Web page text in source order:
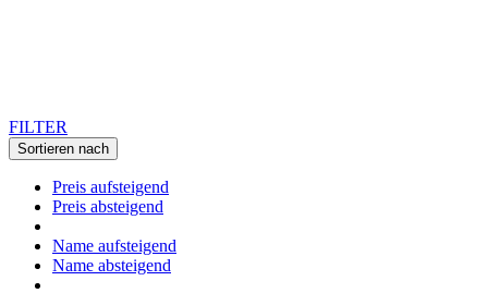
FILTER
Sortieren nach
Preis aufsteigend
Preis absteigend
Name aufsteigend
Name absteigend